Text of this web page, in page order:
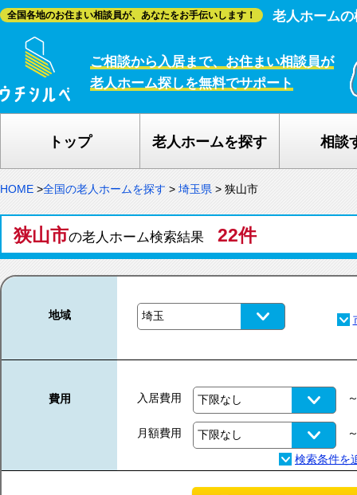
全国各地のお住まい相談員が、あなたをお手伝いします！ 老人ホーム
ご相談から入居まで、お住まい相談員が
老人ホーム探しを無料でサポート
トップ 老人ホームを探す 相談
HOME >全国の老人ホームを探す > 埼玉県 > 狭山市
狭山市の老人ホーム検索結果 22件
地域
費用 入居費用
月額費用